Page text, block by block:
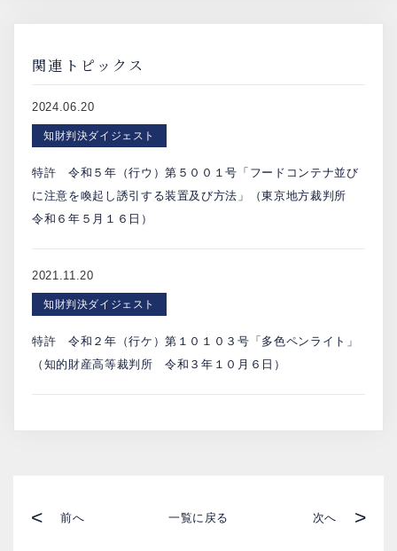
関連トピックス
2024.06.20
知財判決ダイジェスト
特許 令和５年（行ウ）第５００１号「フードコンテナ並び
に注意を喚起し誘引する装置及び方法」（東京地方裁判所
令和６年５月１６日）
2021.11.20
知財判決ダイジェスト
特許 令和２年（行ケ）第１０１０３号「多色ペンライト」
（知的財産高等裁判所 令和３年１０月６日）
< 前へ 一覧に戻る 次へ >